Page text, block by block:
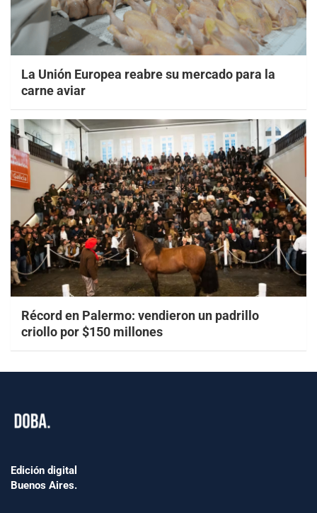
La Unión Europea reabre su mercado para la
carne aviar
Récord en Palermo: vendieron un padrillo
criollo por $150 millones
Edición digital
Buenos Aires.